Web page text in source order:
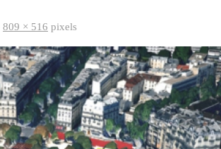
809 × 516 pixels